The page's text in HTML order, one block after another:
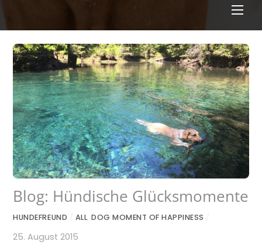
Blog: Hündische Glücksmomente
HUNDEFREUND ALL,DOG MOMENT OF HAPPINESS
25. August 2015